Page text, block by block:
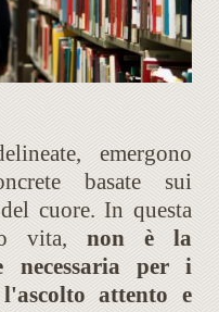
emergono
basate sui
cuore. In questa
vita, non è la
necessaria per i
attento e